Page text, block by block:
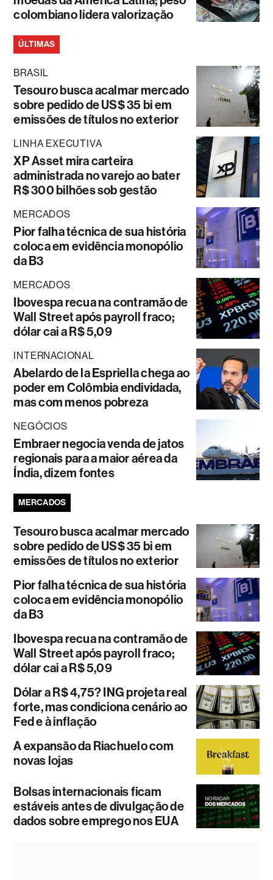
colombiano lidera valorização
ÚLTIMAS
BRASIL
Tesouro busca acalmar mercado
sobre pedido de US$ 35 bi em
emissões de títulos no exterior
LINHA EXECUTIVA
XP Asset mira carteira
administrada no varejo ao bater
R$ 300 bilhões sob gestão
MERCADOS
Pior falha técnica de sua história
coloca em evidência monopólio
da B3
MERCADOS
Ibovespa recua na contramão de
Wall Street após payroll fraco;
dólar cai a R$ 5,09
INTERNACIONAL
Abelardo de la Espriella chega ao
poder em Colômbia endividada,
mas com menos pobreza
NEGÓCIOS
Embraer negocia venda de jatos
regionais para a maior aérea da
Índia, dizem fontes
MERCADOS
Tesouro busca acalmar mercado
sobre pedido de US$ 35 bi em
emissões de títulos no exterior
Pior falha técnica de sua história
coloca em evidência monopólio
da B3
Ibovespa recua na contramão de
Wall Street após payroll fraco;
dólar cai a R$ 5,09
Dólar a R$ 4,75? ING projeta real
forte, mas condiciona cenário ao
Fed e à inflação
A expansão da Riachuelo com
novas lojas
Bolsas internacionais ficam
estáveis antes de divulgação de
dados sobre emprego nos EUA